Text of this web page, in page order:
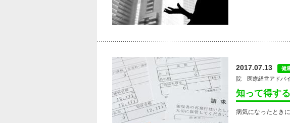
2017.07.13 健
院 医療経営アドバ
知って得す
病気になったとき